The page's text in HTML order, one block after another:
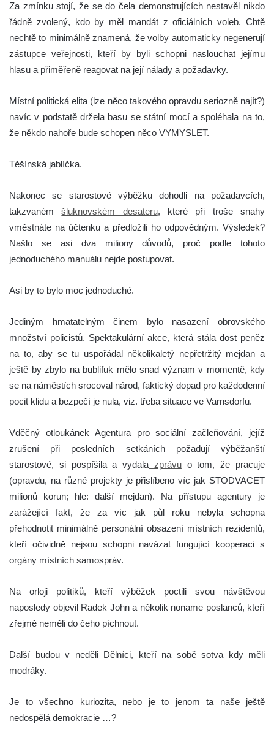
Za zmínku stojí, že se do čela demonstrujících nestavěl nikdo
řádně zvolený, kdo by měl mandát z oficiálních voleb. Chtě
nechtě to minimálně znamená, že volby automaticky negenerují
zástupce veřejnosti, kteří by byli schopni naslouchat jejímu
hlasu a přiměřeně reagovat na její nálady a požadavky.
Místní politická elita (lze něco takového opravdu seriozně najít?)
navíc v podstatě držela basu se státní mocí a spoléhala na to,
že někdo nahoře bude schopen něco VYMYSLET.
Těšínská jablíčka.
Nakonec se starostové výběžku dohodli na požadavcích,
takzvanémšluknovském desateru, které při troše snahy
vměstnáte na účtenku a předložili ho odpovědným. Výsledek?
Našlo se asi dva miliony důvodů, proč podle tohoto
jednoduchého manuálu nejde postupovat.
Asi by to bylo moc jednoduché.
Jediným hmatatelným činem bylo nasazení obrovského
množství policistů. Spektakulární akce, která stála dost peněz
na to, aby se tu uspořádal několikaletý nepřetržitý mejdan a
ještě by zbylo na bublifuk mělo snad význam v momentě, kdy
se na náměstích srocoval národ, faktický dopad pro každodenní
pocit klidu a bezpečí je nula, viz. třeba situace ve Varnsdorfu.
Vděčný otloukánek Agentura pro sociální začleňování, jejíž
zrušení při posledních setkáních požadují výběžanští
starostové, si pospíšila a vydala zprávuo tom, že pracuje
(opravdu, na různé projekty je přislíbeno víc jak STODVACET
milionů korun; hle: další mejdan). Na přístupu agentury je
zarážející fakt, že za víc jak půl roku nebyla schopna
přehodnotit minimálně personální obsazení místních rezidentů,
kteří očividně nejsou schopni navázat fungující kooperaci s
orgány místních samospráv.
Na orloji politiků, kteří výběžek poctili svou návštěvou
naposledy objevil Radek John a několik noname poslanců, kteří
zřejmě neměli do čeho píchnout.
Další budou v neděli Dělníci, kteří na sobě sotva kdy měli
modráky.
Je to všechno kuriozita, nebo je to jenom ta naše ještě
nedospělá demokracie …?